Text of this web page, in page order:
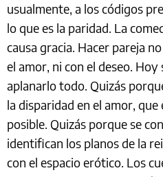
usualmente, a los códigos
lo que es la paridad. La
causa gracia. Hacer pareja
el amor, ni con el deseo.
aplanarlo todo. Quizás
la disparidad en el amor,
posible. Quizás porque se
identifican los planos de la
con el espacio erótico. Los